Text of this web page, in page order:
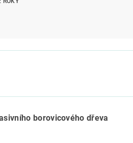
borovicového dřeva